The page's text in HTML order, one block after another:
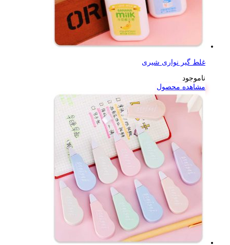
غلط گیر نواری شیری
ناموجود
مشاهده محصول